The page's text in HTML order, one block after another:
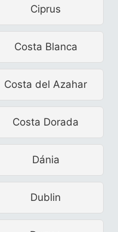
Ciprus
Costa Blanca
Costa del Azahar
Costa Dorada
Dánia
Dublin